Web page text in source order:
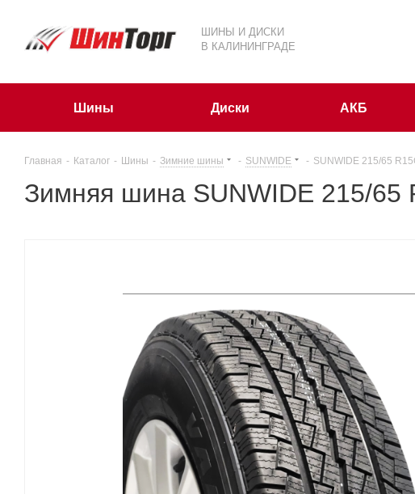
ШИНЫ И ДИСКИ
В КАЛИНИНГРАДЕ
Шины Диски АКБ
Главная - Каталог - Шины - Зимние шины - SUNWIDE - SUNWIDE 215/65
Зимняя шина SUNWIDE 215/65